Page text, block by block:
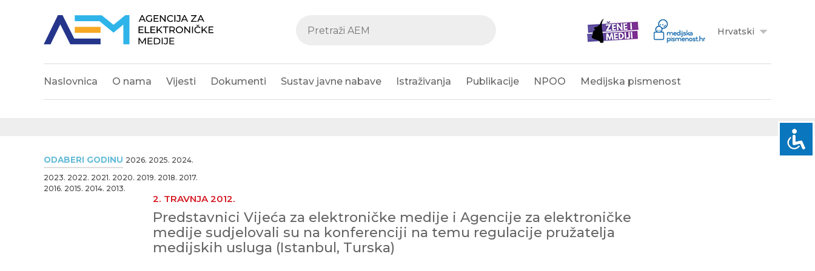
Hrvatski
Naslovnica O nama Vijesti Dokumenti Sustav javne nabave Istraživanja Publikacije NPOO Medijska pismenost
ODABERI GODINU 2026. 2025. 2024.
2023. 2022. 2021. 2020. 2019. 2018. 2017.
2016. 2015. 2014. 2013.
2. TRAVNJA 2012.
Predstavnici Vijeća za elektroničke medije i Agencije za elektroničke
medije sudjelovali su na konferenciji na temu regulacije pružatelja
medijskih usluga (Istanbul, Turska)